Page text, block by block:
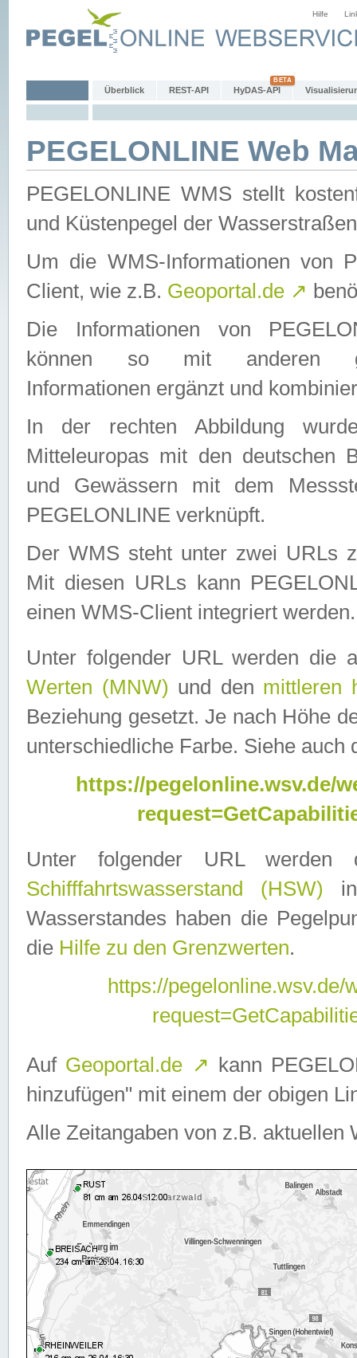
Hilfe
Überblick REST-API HyDAS-API
PEGELONLINE Web
PEGELONLINE WMS stellt
und Küstenpegel der
Um die WMS-Informationen von
Client, wie z.B. Geoportal.de ↗
Die Informationen von
können so mit anderen
Informationen ergänzt und
In der rechten Abbildung
Mitteleuropas mit den deutschen
und Gewässern mit dem
PEGELONLINE verknüpft.
Der WMS steht unter zwei URLs
Mit diesen URLs kann
einen WMS-Client integriert werden.
Unter folgender URL werden die
Werten (MNW) und den mittleren
Beziehung gesetzt. Je nach Höhe
unterschiedliche Farbe. Siehe auch
https://pegelonline.wsv.de/
Unter folgender URL
Schifffahrtswasserstand (HSW)
Wasserstandes haben die
die Hilfe zu den Grenzwerten.
https://
Auf Geoportal.de ↗ kann
hinzufügen" mit einem der obigen
Alle Zeitangaben von z.B. aktuellen